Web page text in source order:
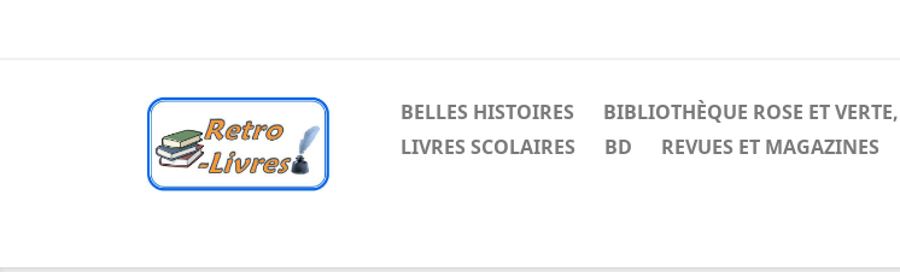
BELLES HISTOIRES BIBLIOTHÈQUE ROSE ET
LIVRES SCOLAIRES
BD REVUES ET MAGAZINES